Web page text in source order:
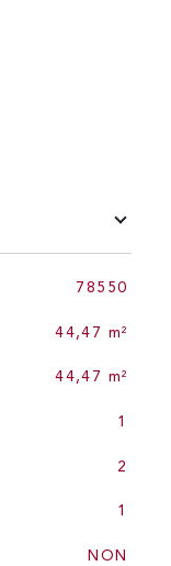
78550
44,47 m²
44,47 m²
1
2
1
NON